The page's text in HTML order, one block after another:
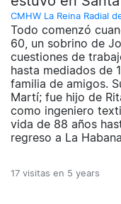
CMHW La Reina Radial
Todo comenzó
60, un sobrino de
cuestiones de
hasta mediados de
familia de amigos.
Martí; fue hijo de
como ingeniero
vida de 88 años
regreso a La
17 visitas en 5 years